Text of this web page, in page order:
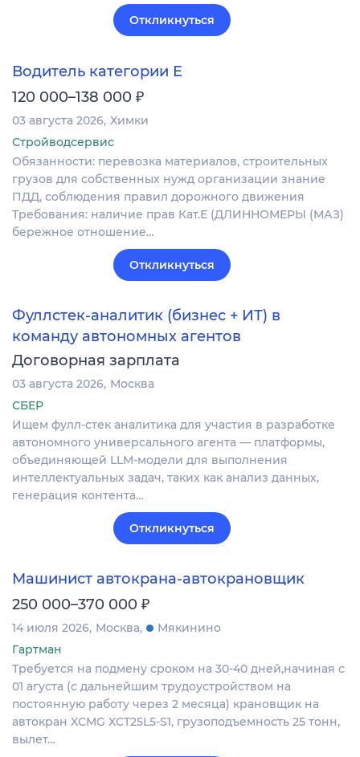
Откликнуться
Водитель категории Е
120 000–138 000 ₽
03 августа 2026 Химки
Стройводсервис
Обязанности: перевозка материалов, строительных
грузов для собственных нужд организации знание
ПДД, соблюдения правил дорожного движения
Требования: наличие прав Кат.Е (ДЛИННОМЕРЫ (МАЗ)
бережное отношение…
Откликнуться
Фуллстек-аналитик (бизнес + ИТ) в
команду автономных агентов
Договорная зарплата
03 августа 2026 Москва
СБЕР
Ищем фулл-стек аналитика для участия в разработке
автономного универсального агента — платформы,
объединяющей LLM-модели для выполнения
интеллектуальных задач, таких как анализ данных,
генерация контента…
Откликнуться
Машинист автокрана-автокрановщик
250 000–370 000 ₽
14 июля 2026 Москва
Мякинино
Гартман
Требуется на подмену сроком на 30-40 дней,начиная с
01 агуста (с дальнейшим трудоустройством на
постоянную работу через 2 месяца) крановщик на
автокран XCMG XCT25L5-S1, грузоподъемность 25 тонн,
вылет…